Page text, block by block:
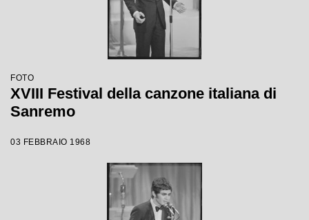
FOTO
XVIII Festival della canzone italiana di
Sanremo
03 FEBBRAIO 1968